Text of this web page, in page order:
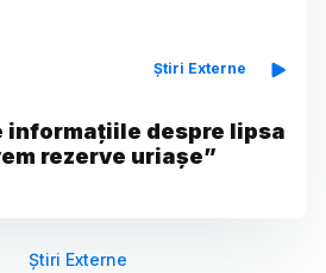
Știri Externe
informațiile despre lipsa
rezerve uriașe”
Știri Externe